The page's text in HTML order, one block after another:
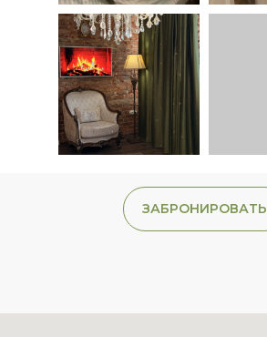
ЗАБРОНИРОВАТЬ